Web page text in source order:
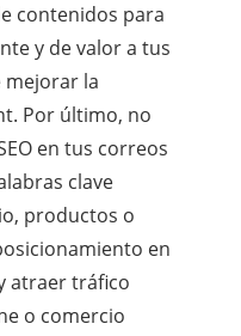
contenidos para
y de valor a tus
mejorar la
Por último, no
en tus correos
clave
productos o
en
atraer tráfico
o comercio